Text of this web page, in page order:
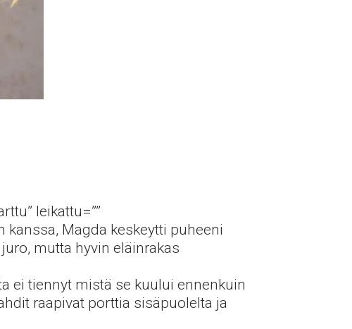
leikattu=””
Magda keskeytti puheeni
mutta hyvin eläinrakas
ei tiennyt mistä se kuului ennenkuin
raapivat porttia sisäpuolelta ja